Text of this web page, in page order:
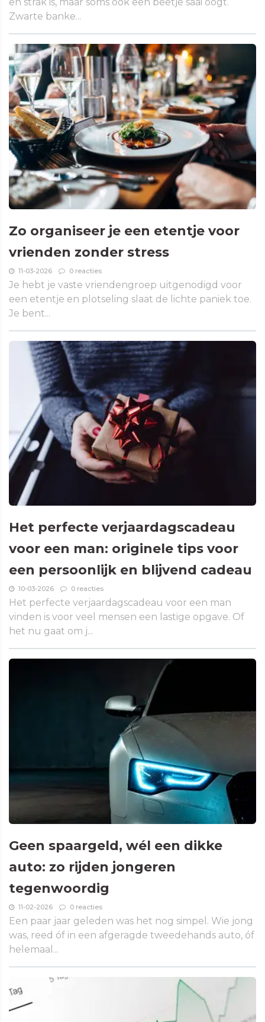
Zwarte banke...
Zo organiseer je een etentje voor
vrienden zonder stress
11-03-2026 0 reacties
Je hebt je vaste vriendengroep uitgenodigd voor
een etentje en plotseling slaat de lichte paniek toe.
Je bent...
Het perfecte verjaardagscadeau
voor een man: originele tips voor
een persoonlijk en blijvend cadeau
10-03-2026 0 reacties
Het perfecte verjaardagscadeau voor een man
vinden is voor veel mensen een lastige opgave. Of
het nu gaat om j...
Geen spaargeld, wél een dikke
auto: zo rijden jongeren
tegenwoordig
11-02-2026 0 reacties
Een paar jaar geleden was het nog simpel. Wie jong
was, reed óf in een afgeragde tweedehands auto, óf
helemaal...